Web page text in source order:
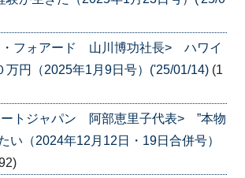
フォアード 山川博功社長> ハワイ
万円（2025年1月9日号）('25/01/14) (1
トジャパン 阿部恵里子代表> ”本物
い（2024年12月12日・19日合併号）